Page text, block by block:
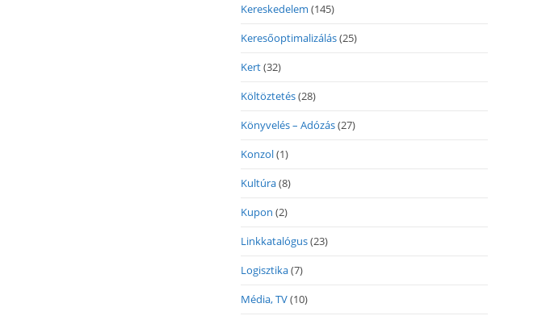
Kereskedelem (145)
Keresőoptimalizálás(25)
Kert(32)
Költöztetés(28)
Könyvelés – Adózás(27)
Konzol(1)
Kultúra(8)
Kupon (2)
Linkkatalógus(23)
Logisztika(7)
Média, TV(10)